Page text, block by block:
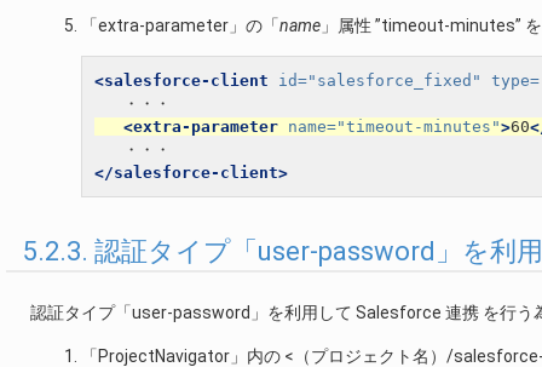
「extra-parameter」の「name 」属性 ”timeout-minutes”
<salesforce-client id="salesforce_fixed" type=
<extra-parameter name="timeout-minutes">60
</salesforce-client>
5.2.3. 認証タイプ「user-password」を利
認証タイプ「user-password」を利用して Salesforce 連携 を行う
「ProjectNavigator」内の <（プロジェクト名）/